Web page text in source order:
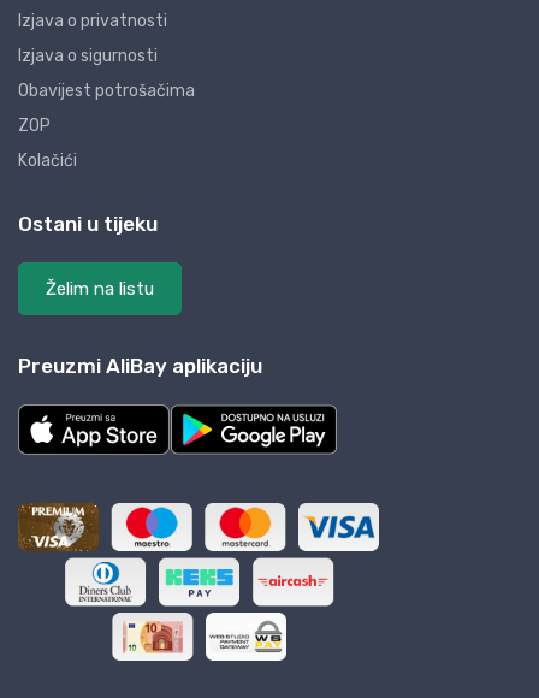
Izjava o privatnosti
Izjava o sigurnosti
Obavijest potrošačima
ZOP
Kolačići
Ostani u tijeku
Želim na listu
Preuzmi AliBay aplikaciju